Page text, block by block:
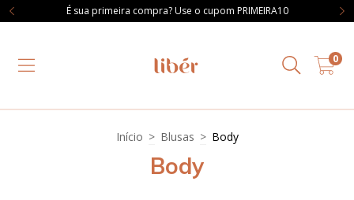
É sua primeira compra? Use o cupom PRIMEIRA10
0
Início > Blusas > Body
Body